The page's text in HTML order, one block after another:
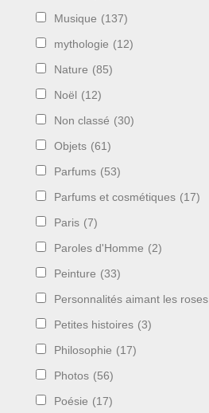
Musique (137)
mythologie (12)
Nature (85)
Noël (12)
Non classé (30)
Objets (61)
Parfums (53)
Parfums et cosmétiques (17)
Paris (7)
Paroles d'Homme (2)
Peinture (33)
Personnalités aimant les roses
Petites histoires (3)
Philosophie (17)
Photos (56)
Poésie (17)